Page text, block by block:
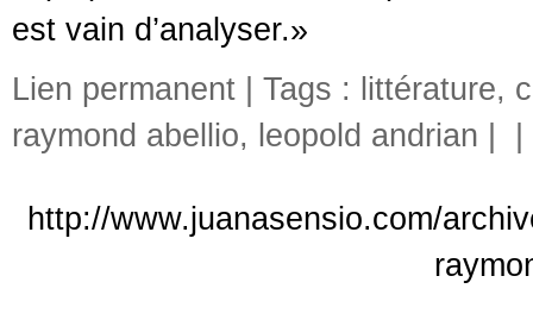
est vain d’analyser.»
Lien permanent | Tags : littérature,
raymond abellio, leopold andrian
http://www.juanasensio.com/